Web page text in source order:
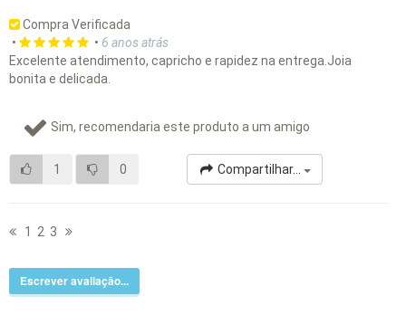
Compra Verificada
•
• 6 anos atrás
Excelente atendimento, capricho e rapidez na entrega.Joia
bonita e delicada.
Sim, recomendaria este produto a um amigo
1 0 Compartilhar...
1 2 3
Escrever avaliação...